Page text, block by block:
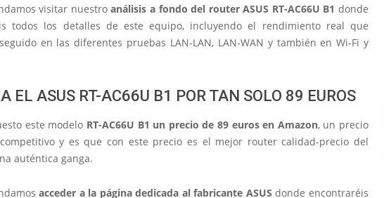
visitar nuestroanálisis a fondo del router ASUS RT-AC66U B1 donde
todos los detalles de este equipo, incluyendo el rendimiento real que
en las diferentes pruebas LAN-LAN, LAN-WAN y también en Wi-Fi y
EL ASUS RT-AC66U B1 POR TAN SOLO 89 EUROS
este modelo RT-AC66U B1 un precio de 89 euros en Amazon, un precio
y es que con este precio es el mejor router calidad-precio del
auténtica ganga.
acceder a la página dedicada al fabricante ASUS donde encontraréis